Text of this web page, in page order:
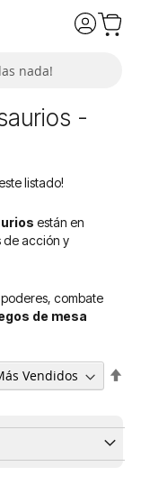
-
listado!
están en
de acción y
poderes, combate
de mesa